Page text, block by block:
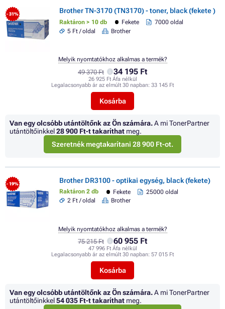
- 31% Brother TN-3170 (TN3170) - toner, black (fekete )
Raktáron > 10 db Fekete
7000 oldal
5 Ft / oldal
Brother
49 370 Ft 34 195 Ft
26 925 Ft Áfa nélkül
Legalacsonyabb ár az elmúlt 30 napban: 33 145 Ft
Kosárba
Melyik nyomtatókhoz alkalmas a termék?
Van egy olcsóbb utántöltőnk az Ön számára.A mi TonerPartner
utántöltőinkkel28 900 Ft-t takaríthat meg.
Szeretnék megtakarítani 28 900 Ft-ot.
- 19% Brother DR3100 - optikai egység, black (fekete)
Raktáron 2 db Fekete
25000 oldal
2 Ft / oldal
Brother
75 215 Ft 60 955 Ft
47 996 Ft Áfa nélkül
Legalacsonyabb ár az elmúlt 30 napban: 57 015 Ft
Kosárba
Melyik nyomtatókhoz alkalmas a termék?
Van egy olcsóbb utántöltőnk az Ön számára.A mi TonerPartner
utántöltőinkkel54 035 Ft-t takaríthat meg.